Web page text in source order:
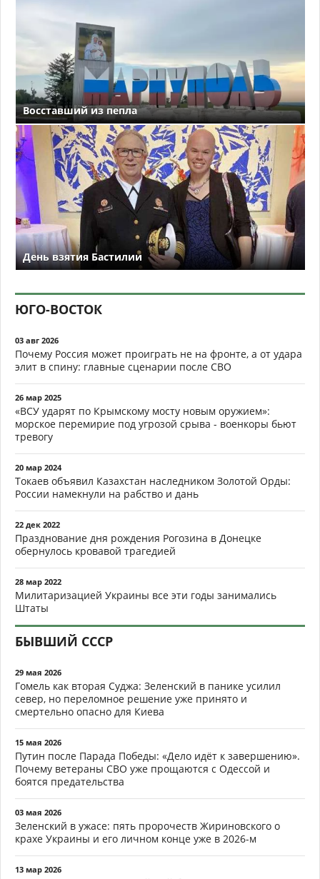
Восставший из пепла
День взятия Бастилии
ЮГО-ВОСТОК
03 авг 2026
Почему Россия может проиграть не на фронте, а от удара
элит в спину: главные сценарии после СВО
26 мар 2025
«ВСУ ударят по Крымскому мосту новым оружием»:
морское перемирие под угрозой срыва - военкоры бьют
тревогу
20 мар 2024
Токаев объявил Казахстан наследником Золотой Орды:
России намекнули на рабство и дань
22 дек 2022
Празднование дня рождения Рогозина в Донецке
обернулось кровавой трагедией
28 мар 2022
Милитаризацией Украины все эти годы занимались
Штаты
БЫВШИЙ СССР
29 мая 2026
Гомель как вторая Суджа: Зеленский в панике усилил
север, но переломное решение уже принято и
смертельно опасно для Киева
15 мая 2026
Путин после Парада Победы: «Дело идёт к завершению».
Почему ветераны СВО уже прощаются с Одессой и
боятся предательства
03 мая 2026
Зеленский в ужасе: пять пророчеств Жириновского о
крахе Украины и его личном конце уже в 2026-м
13 мар 2026